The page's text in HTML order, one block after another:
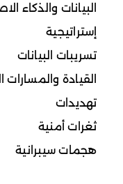
البيانات والذكاء
إستراتيجية
تسريبات البيانات
القيادة والمسارات
تهديدات
ثغرات أمنية
هجمات سيبرانية